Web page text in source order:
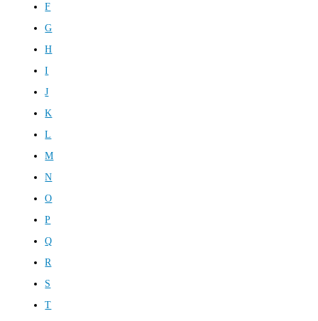
F
G
H
I
J
K
L
M
N
O
P
Q
R
S
T